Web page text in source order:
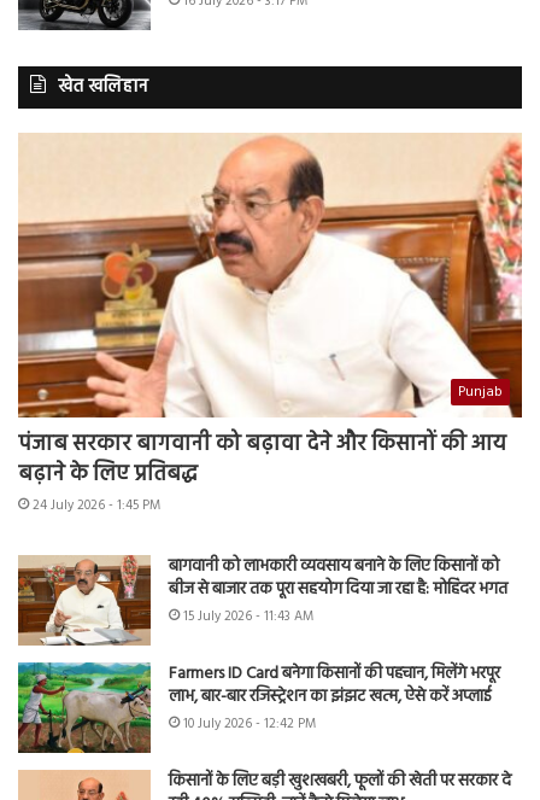
खेत खलिहान
Punjab
पंजाब सरकार बागवानी को बढ़ावा देने और किसानों की आय
बढ़ाने के लिए प्रतिबद्ध
24 July 2026 - 1:45 PM
बागवानी को लाभकारी व्यवसाय बनाने के लिए किसानों को
बीज से बाजार तक पूरा सहयोग दिया जा रहा है: मोहिंदर भगत
15 July 2026 - 11:43 AM
Farmers ID Card बनेगा किसानों की पहचान, मिलेंगे भरपूर
लाभ, बार-बार रजिस्ट्रेशन का झंझट खत्म, ऐसे करें अप्लाई
10 July 2026 - 12:42 PM
किसानों के लिए बड़ी खुशखबरी, फूलों की खेती पर सरकार दे